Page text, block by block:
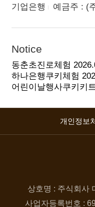
기업은행 예금주 : (
Notice
동춘초진로체험
하나은행쿠키체험
어린이날행사쿠키키
개인정보
상호명 : 주식회사
사업자등록번호 :